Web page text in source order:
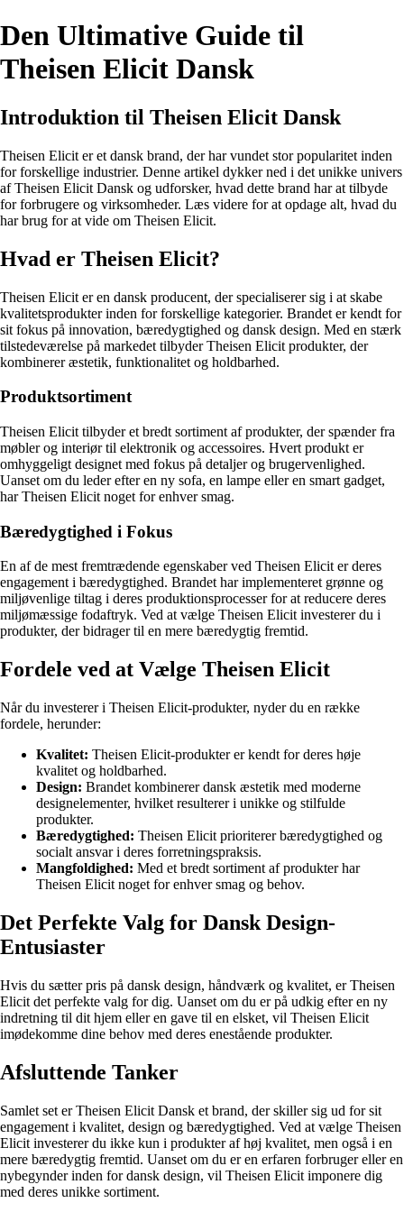
Den Ultimative Guide til
Theisen Elicit Dansk
Introduktion til Theisen Elicit Dansk
Theisen Elicit er et dansk brand, der har vundet stor popularitet inden
for forskellige industrier. Denne artikel dykker ned i det unikke univers
af Theisen Elicit Dansk og udforsker, hvad dette brand har at tilbyde
for forbrugere og virksomheder. Læs videre for at opdage alt, hvad du
har brug for at vide om Theisen Elicit.
Hvad er Theisen Elicit?
Theisen Elicit er en dansk producent, der specialiserer sig i at skabe
kvalitetsprodukter inden for forskellige kategorier. Brandet er kendt for
sit fokus på innovation, bæredygtighed og dansk design. Med en stærk
tilstedeværelse på markedet tilbyder Theisen Elicit produkter, der
kombinerer æstetik, funktionalitet og holdbarhed.
Produktsortiment
Theisen Elicit tilbyder et bredt sortiment af produkter, der spænder fra
møbler og interiør til elektronik og accessoires. Hvert produkt er
omhyggeligt designet med fokus på detaljer og brugervenlighed.
Uanset om du leder efter en ny sofa, en lampe eller en smart gadget,
har Theisen Elicit noget for enhver smag.
Bæredygtighed i Fokus
En af de mest fremtrædende egenskaber ved Theisen Elicit er deres
engagement i bæredygtighed. Brandet har implementeret grønne og
miljøvenlige tiltag i deres produktionsprocesser for at reducere deres
miljømæssige fodaftryk. Ved at vælge Theisen Elicit investerer du i
produkter, der bidrager til en mere bæredygtig fremtid.
Fordele ved at Vælge Theisen Elicit
Når du investerer i Theisen Elicit-produkter, nyder du en række
fordele, herunder:
Kvalitet: Theisen Elicit-produkter er kendt for deres høje
kvalitet og holdbarhed.
Design: Brandet kombinerer dansk æstetik med moderne
designelementer, hvilket resulterer i unikke og stilfulde
produkter.
Bæredygtighed: Theisen Elicit prioriterer bæredygtighed og
socialt ansvar i deres forretningspraksis.
Mangfoldighed: Med et bredt sortiment af produkter har
Theisen Elicit noget for enhver smag og behov.
Det Perfekte Valg for Dansk Design-
Entusiaster
Hvis du sætter pris på dansk design, håndværk og kvalitet, er Theisen
Elicit det perfekte valg for dig. Uanset om du er på udkig efter en ny
indretning til dit hjem eller en gave til en elsket, vil Theisen Elicit
imødekomme dine behov med deres enestående produkter.
Afsluttende Tanker
Samlet set er Theisen Elicit Dansk et brand, der skiller sig ud for sit
engagement i kvalitet, design og bæredygtighed. Ved at vælge Theisen
Elicit investerer du ikke kun i produkter af høj kvalitet, men også i en
mere bæredygtig fremtid. Uanset om du er en erfaren forbruger eller en
nybegynder inden for dansk design, vil Theisen Elicit imponere dig
med deres unikke sortiment.